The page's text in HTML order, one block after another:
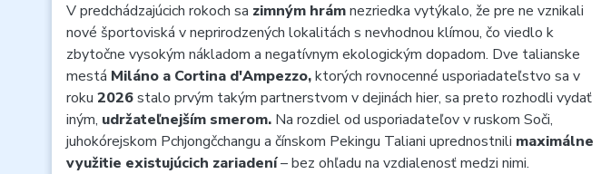
V predchádzajúcich rokoch sa zimným hrámnezriedka vytýkalo, že pre ne vznikali
nové športoviská v neprirodzených lokalitách s nevhodnou klímou, čo viedlo k
zbytočne vysokým nákladom a negatívnym ekologickým dopadom. Dve talianske
mestá Miláno a Cortina d'Ampezzo,ktorých rovnocenné usporiadateľstvo sa v
roku 2026stalo prvým takým partnerstvom v dejinách hier, sa preto rozhodli vydať
iným, udržateľnejším smerom. Na rozdiel od usporiadateľov v ruskom Soči,
juhokórejskom Pchjongčchangu a čínskom Pekingu Taliani uprednostnili maximálne
využitie existujúcich zariadení– bez ohľadu na vzdialenosť medzi nimi.